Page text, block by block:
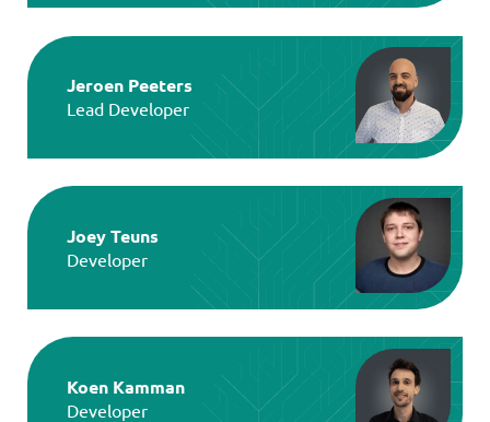
Jeroen Peeters
Lead Developer
Joey Teuns
Developer
Koen Kamman
Developer